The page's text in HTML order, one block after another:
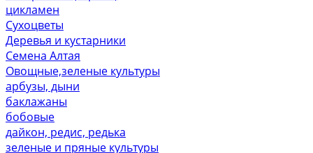
цикламен
Сухоцветы
Деревья и кустарники
Семена Алтая
Овощные,зеленые культуры
арбузы, дыни
баклажаны
бобовые
дайкон, редис, редька
зеленые и пряные культуры